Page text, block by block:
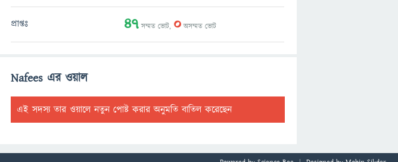
প্রাপ্তঃ 47সম্মত ভোট, 0অসম্মত ভোট
Nafees এর ওয়াল
এই সদস্য তার ওয়ালে নতুন পোষ্ট করার অনুমতি বাতিল করেছেন